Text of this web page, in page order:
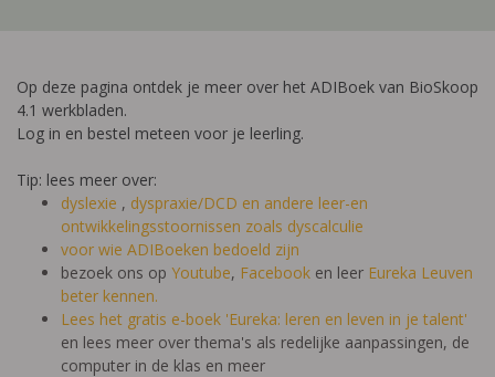
Op deze pagina ontdek je meer over het ADIBoek van BioSkoop
4.1 werkbladen.
Log in en bestel meteen voor je leerling.
Tip: lees meer over:
dyslexie , dyspraxie/DCD en andere leer-en
ontwikkelingsstoornissen zoals dyscalculie
voor wie ADIBoeken bedoeld zijn
bezoek ons op Youtube, Facebook en leer Eureka Leuven
beter kennen.
Lees het gratis e-boek 'Eureka: leren en leven in je talent'
en lees meer over thema's als redelijke aanpassingen, de
computer in de klas en meer